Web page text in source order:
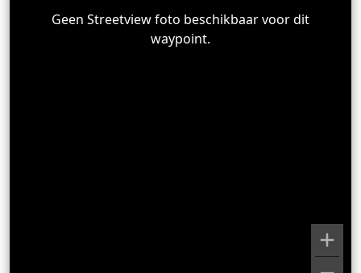
Geen Streetview foto beschikbaar voor dit
waypoint.